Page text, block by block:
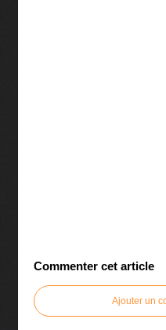
Commenter cet article
Ajouter un